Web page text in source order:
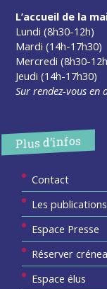
L’accueil de la
Lundi (8h30-12h)
Mardi (14h-17h30)
Mercredi (8h30-
Jeudi (14h-17h30)
Sur rendez-vous en
Plus d’infos
Contact
Les publications
Espace Presse
Réserver
Espace élus